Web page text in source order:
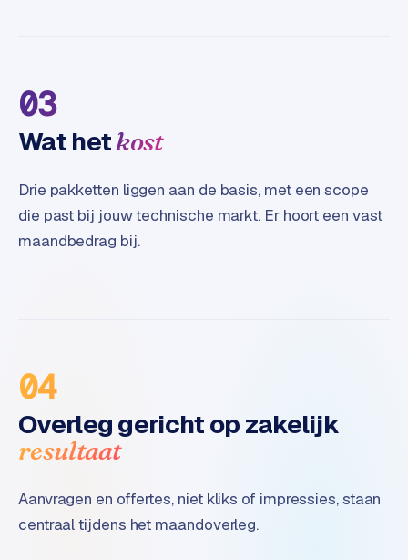
n
2
R
t
l
t
i
-
s
o
r
03
Wat hetkost
Drie pakketten liggen aan de basis, met een scope
die past bij jouw technische markt. Er hoort een vast
maandbedrag bij.
04
Overleg gericht op zakelijk
resultaat
Aanvragen en offertes, niet kliks of impressies, staan
centraal tijdens het maandoverleg.